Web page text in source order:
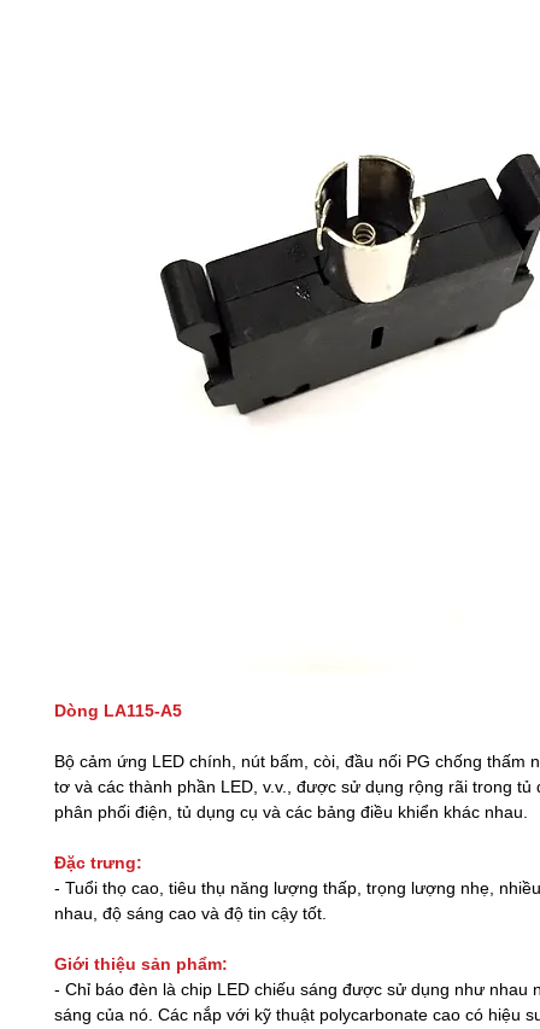
Dòng LA115-A5
Bộ cảm ứng LED chính, nút bấm, còi, đầu nối PG chống thấm
tơ và các thành phần LED, v.v., được sử dụng rộng rãi trong tủ
phân phối điện, tủ dụng cụ và các bảng điều khiển khác nhau.
Đặc trưng:
- Tuổi thọ cao, tiêu thụ năng lượng thấp, trọng lượng nhẹ,
nhau, độ sáng cao và độ tin cậy tốt.
Giới thiệu sản phẩm:
- Chỉ báo đèn là chip LED chiếu sáng được sử dụng như nhau
sáng của nó. Các nắp với kỹ thuật polycarbonate cao có hiệu